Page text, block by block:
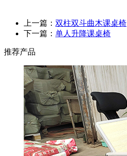
上一篇： 双柱双斗曲木课桌椅
下一篇： 单人升降课桌椅
推荐产品